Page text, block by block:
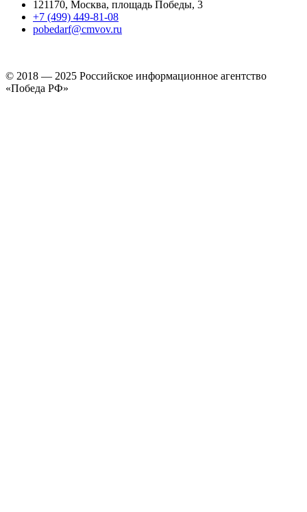
121170, Москва, площадь Победы, 3
+7 (499) 449-81-08
pobedarf@cmvov.ru
© 2018 — 2025 Российское информационное агентство
«Победа РФ»